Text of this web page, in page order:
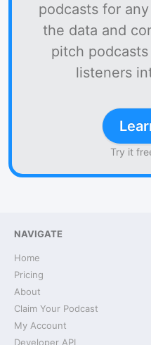
podcasts for
the data and
pitch
listeners
Try it
NAVIGATE
Home
Pricing
About
Claim Your Podcast
My Account
Developer API